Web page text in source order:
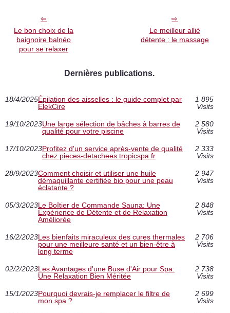
Le bon choix de la
baignoire balnéo
pour se relaxer
Le meilleur allié
détente : le massage
Dernières publications.
18/4/2025Épilation des aisselles : le guide complet par
ElekCire
1 895
Visits
19/10/2023Une large sélection de bâches à barres de
qualité pour votre piscine
2 580
Visits
17/10/2023Profitez d'un service après-vente de qualité
chez pieces-detachees.tropicspa.fr
2 333
Visits
28/9/2023Comment choisir et utiliser une huile
démaquillante certifiée bio pour une peau
éclatante ?
2 947
Visits
05/3/2023Le Boîtier de Commande Sauna: Une
Expérience de Détente et de Relaxation
Améliorée
2 848
Visits
16/2/2023Les bienfaits miraculeux des cures thermales
pour une meilleure santé et un bien-être à
long terme
2 706
Visits
02/2/2023Les Avantages d'une Buse d'Air pour Spa:
Une Relaxation Bien Méritée
2 738
Visits
15/1/2023Pourquoi devrais-je remplacer le filtre de
mon spa ?
2 699
Visits